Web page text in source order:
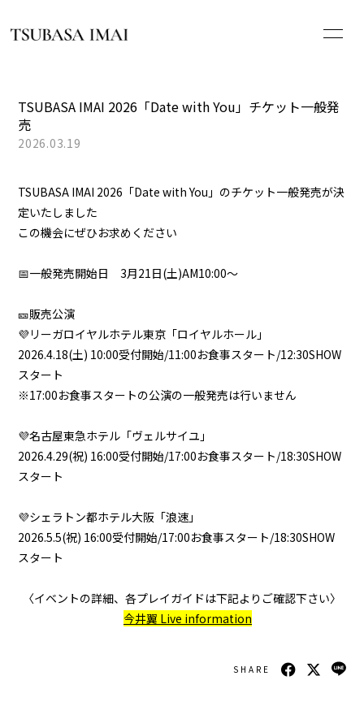
HOME
PROFILE
SCHEDULE
DISCOGRAPHY
TSUBASA IMAI 2026「Date with You」チケット一般発
売
2026.03.19
TSUBASA IMAI 2026「Date with You」のチケット一般発売が決
定いたしました
この機会にぜひお求めください
📅一般発売開始日 3月21日(土)AM10:00～
🎫販売公演
💜リーガロイヤルホテル東京「ロイヤルホール」
2026.4.18(土) 10:00受付開始/11:00お食事スタート/12:30SHOW
スタート
※17:00お食事スタートの公演の一般発売は行いません
💜名古屋東急ホテル「ヴェルサイユ」
2026.4.29(祝) 16:00受付開始/17:00お食事スタート/18:30SHOW
スタート
💜シェラトン都ホテル大阪「浪速」
2026.5.5(祝) 16:00受付開始/17:00お食事スタート/18:30SHOW
スタート
〈イベントの詳細、各プレイガイドは下記よりご確認下さい〉
今井翼 Live information
SHARE